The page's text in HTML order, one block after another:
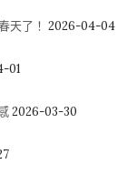
天了！ 2026-04-04
01
2026-03-30